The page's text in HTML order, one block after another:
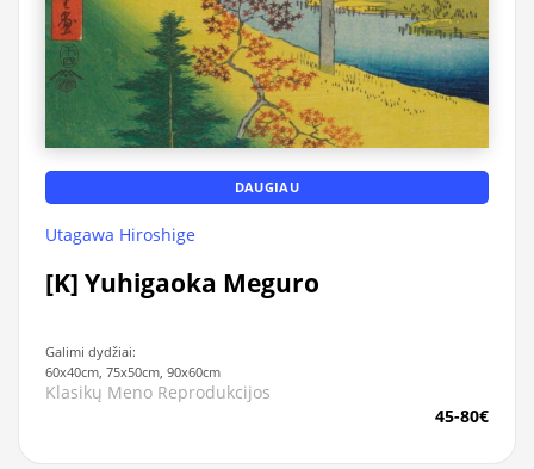
DAUGIAU
Utagawa Hiroshige
[K] Yuhigaoka Meguro
Galimi dydžiai:
60x40cm, 75x50cm, 90x60cm
Klasikų Meno Reprodukcijos
45-80€